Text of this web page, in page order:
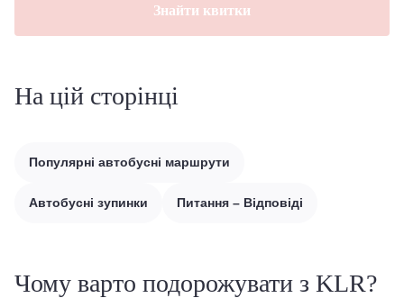
Знайти квитки
На цій сторінці
Популярні автобусні маршрути
Автобусні зупинки Питання – Відповіді
Чому варто подорожувати з KLR?